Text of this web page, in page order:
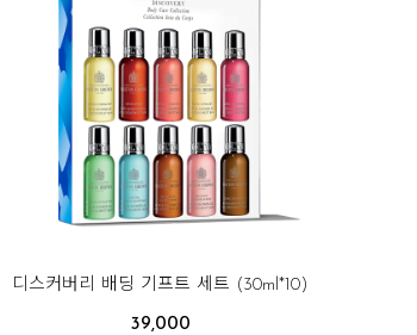
디스커버리 배딩 기프트 세트 (30ml*10)
39,000